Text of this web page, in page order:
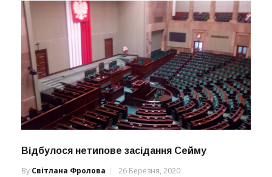
Відбулося нетипове засідання Сейму
By Світлана Фролова 26 Березня, 2020